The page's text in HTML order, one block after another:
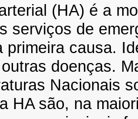
(HA) é a
serviços de
primeira causa.
doenças.
Nacionais
HA são, na